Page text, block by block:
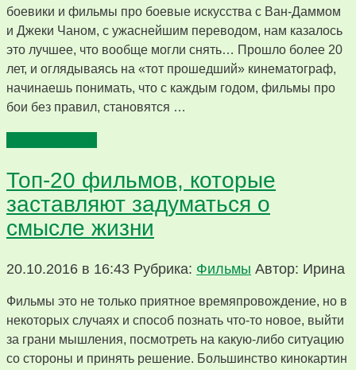
боевики и фильмы про боевые искусства с Ван-Даммом
и Джеки Чаном, с ужаснейшим переводом, нам казалось
это лучшее, что вообще могли снять… Прошло более 20
лет, и оглядываясь на «тот прошедший» кинематограф,
начинаешь понимать, что с каждым годом, фильмы про
бои без правил, становятся …
Топ-20 фильмов, которые
заставляют задуматься о
смысле жизни
20.10.2016 в 16:43 Рубрика: Фильмы Автор: Ирина
Фильмы это не только приятное времяпровождение, но в
некоторых случаях и способ познать что-то новое, выйти
за грани мышления, посмотреть на какую-либо ситуацию
со стороны и принять решение. Большинство кинокартин